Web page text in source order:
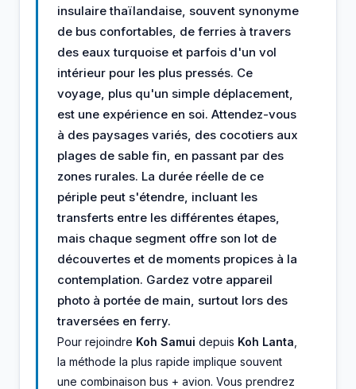
insulaire thaïlandaise, souvent synonyme
de bus confortables, de ferries à travers
des eaux turquoise et parfois d'un vol
intérieur pour les plus pressés. Ce
voyage, plus qu'un simple déplacement,
est une expérience en soi. Attendez-vous
à des paysages variés, des cocotiers aux
plages de sable fin, en passant par des
zones rurales. La durée réelle de ce
périple peut s'étendre, incluant les
transferts entre les différentes étapes,
mais chaque segment offre son lot de
découvertes et de moments propices à la
contemplation. Gardez votre appareil
photo à portée de main, surtout lors des
traversées en ferry.
Pour rejoindre Koh Samui depuis Koh Lanta
la méthode la plus rapide implique souvent
une combinaison bus + avion. Vous prendrez